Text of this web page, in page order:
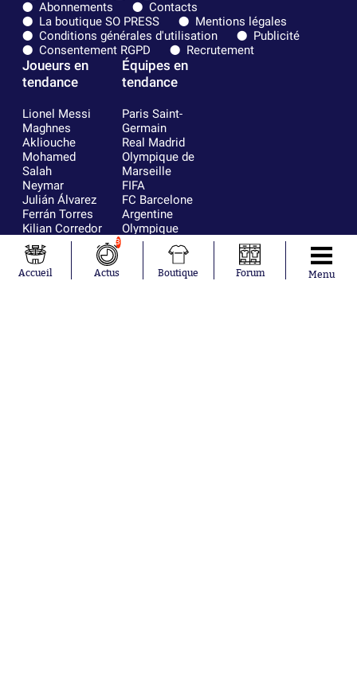
Abonnements
Contacts
La boutique SO PRESS
Mentions légales
Conditions générales d'utilisation
Publicité
Consentement RGPD
Recrutement
Joueurs en
tendance
Lionel Messi
Maghnes
Akliouche
Mohamed
Salah
Neymar
Julián Álvarez
Ferrán Torres
Kilian Corredor
Franco
Mastantuono
Orel Mangala
Équipes en
tendance
Paris Saint-
Germain
Real Madrid
Olympique de
Marseille
FIFA
FC Barcelone
Argentine
Olympique
lyonnais
AS Monaco
RC Strasbourg
Accueil
3
Actus Boutique Forum Menu